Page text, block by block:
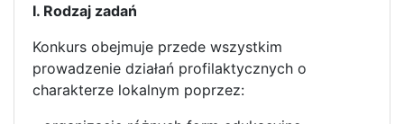
I. Rodzaj zadań
Konkurs obejmuje przede wszystkim
prowadzenie działań profilaktycznych o
charakterze lokalnym poprzez: